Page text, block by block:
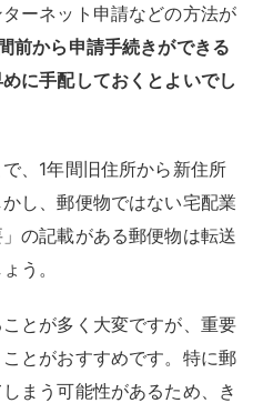
ーネット申請などの方法が
前から申請手続きができる
に手配しておくとよいでし
、1年間旧住所から新住所
し、郵便物ではない宅配業
の記載がある郵便物は転送
う。
とが多く大変ですが、重要
とがおすすめです。特に郵
まう可能性があるため、き